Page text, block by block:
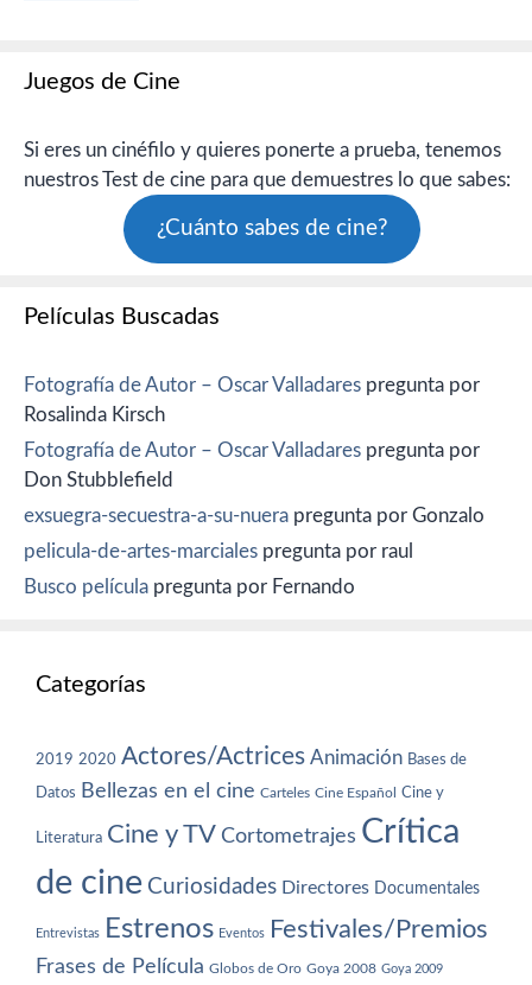
Juegos de Cine
Si eres un cinéfilo y quieres ponerte a prueba, tenemos
nuestros Test de cine para que demuestres lo que sabes:
¿Cuánto sabes de cine?
Películas Buscadas
Fotografía de Autor – Oscar Valladares pregunta por
Rosalinda Kirsch
Fotografía de Autor – Oscar Valladares pregunta por
Don Stubblefield
exsuegra-secuestra-a-su-nuera pregunta por Gonzalo
pelicula-de-artes-marciales pregunta por raul
Busco película pregunta por Fernando
Categorías
2019 2020 Actores/Actrices Animación Bases de
Datos Bellezas en el cine Carteles Cine Español Cine y
Literatura Cine y TV Cortometrajes Crítica
de cine Curiosidades Directores Documentales
Entrevistas Estrenos Eventos Festivales/Premios
Frases de Película Globos de Oro Goya 2008 Goya 2009